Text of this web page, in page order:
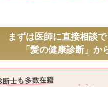
まずは医師に直接相談
「髪の健康診断」か